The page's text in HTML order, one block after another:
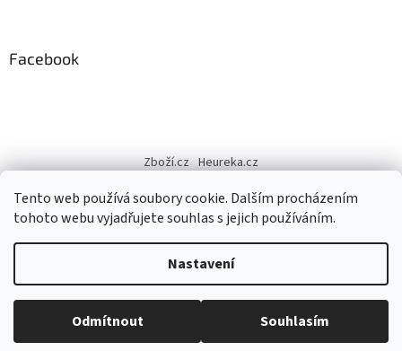
Tento web používá soubory cookie. Dalším procházením
tohoto webu vyjadřujete souhlas s jejich používáním.
Nastavení
Odmítnout Souhlasím
Facebook
Zboží.cz Heureka.cz
Copyright 2026Excellent Fashion. Všechna práva vyhrazena.
Upravit nastavení cookies